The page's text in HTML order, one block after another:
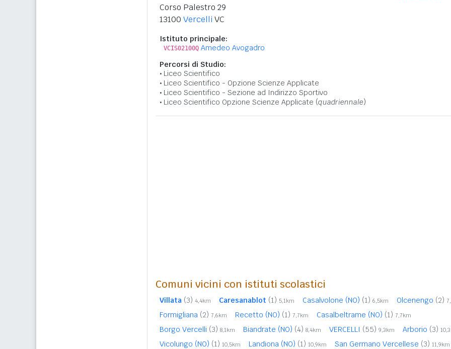
Corso Palestro 29
13100 Vercelli VC
Istituto principale:
VCIS02100Q Amedeo Avogadro
Percorsi di Studio:
Liceo Scientifico
Liceo Scientifico - Opzione Scienze Applicate
Liceo Scientifico - Sezione ad Indirizzo Sportivo
Liceo Scientifico Opzione Scienze Applicate (quadriennale)
Comuni vicini con istituti scolastici
Villata (3) 4,4km Caresanablot (1) 5,1km Casalvolone (NO) (1) 6,5km Olcenengo (2)
Formigliana (2) 7,6km Recetto (NO) (1) 7,7km Casalbeltrame (NO) (1) 7,7km
Borgo Vercelli (3) 8,1km Biandrate (NO) (4) 8,4km VERCELLI (55) 9,3km Arborio (3)
Vicolungo (NO) (1) 10,5km Landiona (NO) (1) 10,9km San Germano Vercellese (3) 11,9km